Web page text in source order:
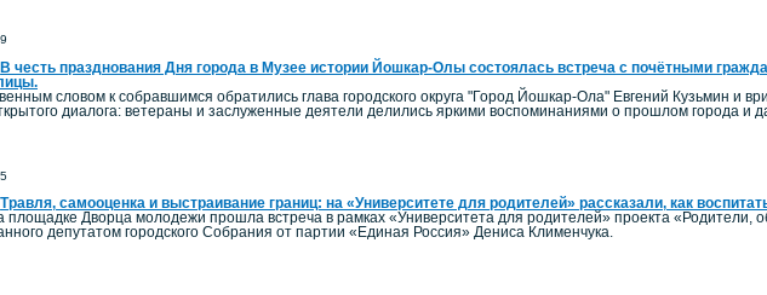
В честь празднования Дня города в Музее истории Йошкар-Олы состоялась встреча с почётными
словом к собравшимся обратились глава городского округа "Город Йошкар-Ола" Евгений Кузьмин и
диалога: ветераны и заслуженные деятели делились яркими воспоминаниями о прошлом города и
Травля, самооценка и выстраивание границ: на «Университете для родителей» рассказали, как
площадке Дворца молодежи прошла встреча в рамках «Университета для родителей» проекта «Родители,
депутатом городского Собрания от партии «Единая Россия» Дениса Клименчука.